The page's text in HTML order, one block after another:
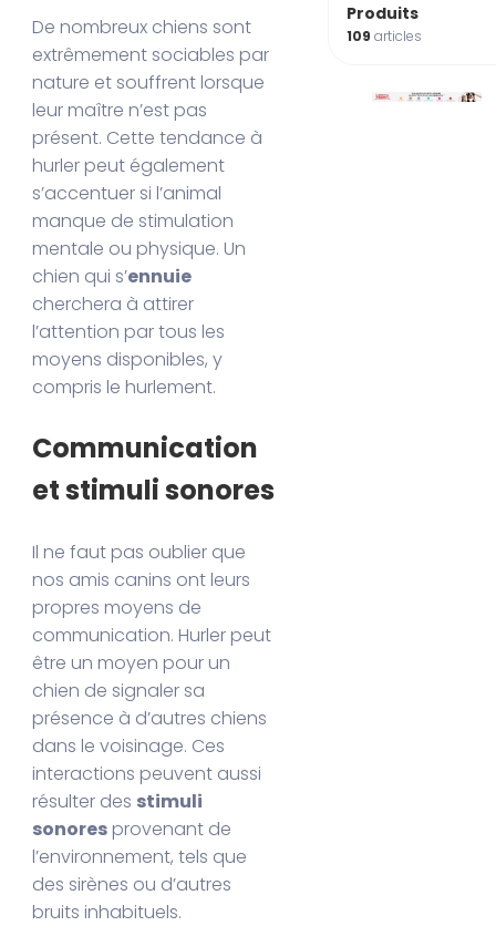
De nombreux chiens sont
extrêmement sociables par
nature et souffrent lorsque
leur maître n’est pas
présent. Cette tendance à
hurler peut également
s’accentuer si l’animal
manque de stimulation
mentale ou physique. Un
chien qui s’ennuie
cherchera à attirer
l’attention par tous les
moyens disponibles, y
compris le hurlement.
Communication
et stimuli sonores
Il ne faut pas oublier que
nos amis canins ont leurs
propres moyens de
communication. Hurler peut
être un moyen pour un
chien de signaler sa
présence à d’autres chiens
dans le voisinage. Ces
interactions peuvent aussi
résulter des stimuli
sonores provenant de
l’environnement, tels que
des sirènes ou d’autres
bruits inhabituels.
Produits
109articles